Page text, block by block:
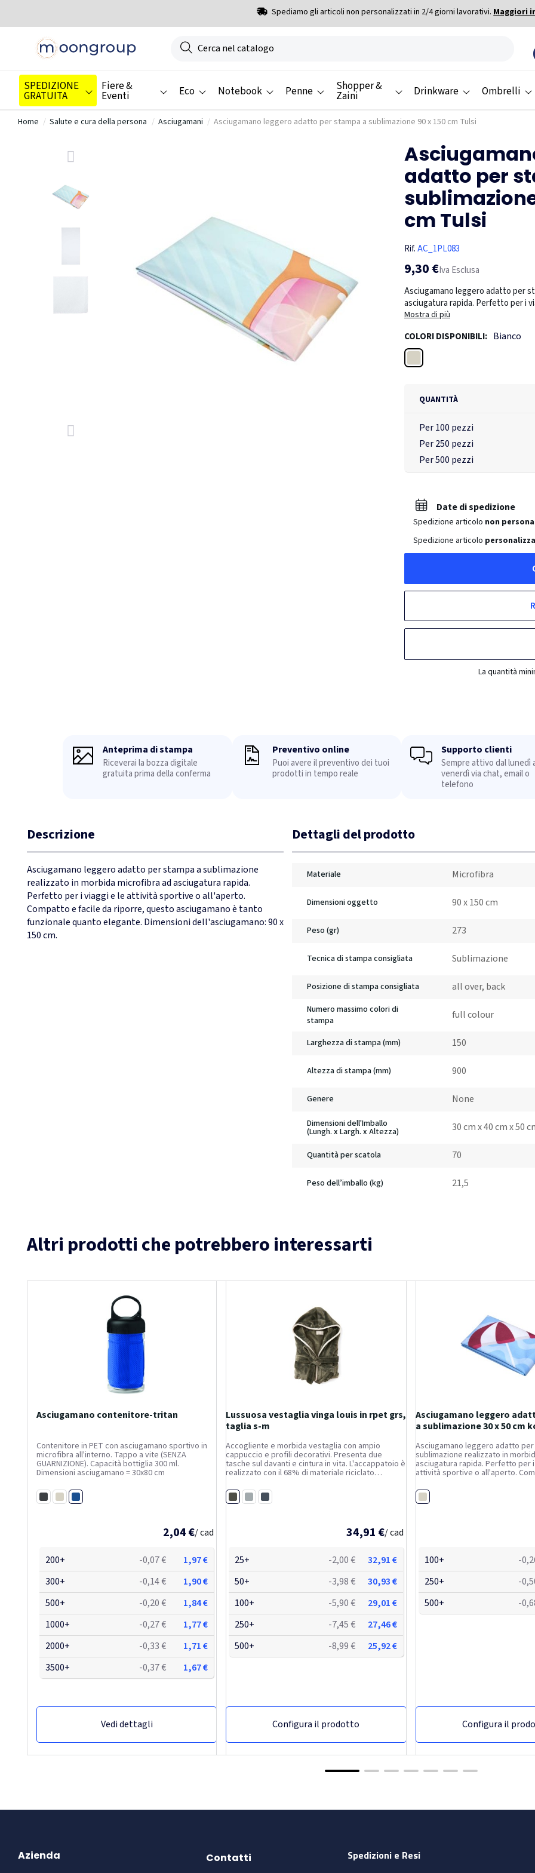
Spediamo gli articoli non personalizzati in 2/4 giorni lavorativi.Maggiori
SPEDIZIONE
GRATUITA
Fiere &
Eventi Eco Notebook Penne Shopper &
Zaini Drinkware Ombrelli
Home Salute e cura della persona Asciugamani Asciugamano leggero adatto per stampa a sublimazione 90 x 150 cm Tulsi
adatto per
cm Tulsi
Rif.AC_1PL083
9,30 €Iva Esclusa
Asciugamano leggero adatto per
asciugatura rapida. Perfetto per i
riporre, questo asciugamano è
Mostra di più
COLORI DISPONIBILI: Bianco
QUANTITÀ
Per 100 pezzi
Per 250 pezzi
Per 500 pezzi
Date di spedizione
Spedizione articolo non
Spedizione articolo
La quantità
Anteprima di stampa
Riceverai la bozza digitale
gratuita prima della conferma
Preventivo online
Puoi avere il preventivo dei tuoi
prodotti in tempo reale
Supporto clienti
Sempre attivo dal lunedì
venerdì via chat, email o
telefono
Descrizione
Asciugamano leggero adatto per stampa a sublimazione
realizzato in morbida microfibra ad asciugatura rapida.
Perfetto per i viaggi e le attività sportive o all'aperto.
Compatto e facile da riporre, questo asciugamano è tanto
funzionale quanto elegante. Dimensioni dell'asciugamano: 90 x
150 cm.
Dettagli del prodotto
Materiale Microfibra
Dimensioni oggetto 90 x 150 cm
Peso (gr) 273
Tecnica di stampa consigliata Sublimazione
Posizione di stampa consigliata all over, back
Numero massimo colori di
stampa
full colour
Larghezza di stampa (mm) 150
Altezza di stampa (mm) 900
Genere None
Dimensioni dell'Imballo
(Lungh. x Largh. x Altezza) 30 cm x 40 cm x 50
Quantità per scatola 70
Peso dell’imballo (kg) 21,5
Altri prodotti che potrebbero interessarti
Asciugamano contenitore-tritan
Contenitore in PET con asciugamano sportivo in
microfibra all'interno. Tappo a vite (SENZA
GUARNIZIONE). Capacità bottiglia 300 ml.
Dimensioni asciugamano = 30x80 cm
NeroBiancoBlu royal
2,04 €/ cad
200+ -0,07 €
1,97 €
300+
-0,14 €
1,90 €
500+
-0,20 €
1,84 €
1000+
-0,27 €
1,77 €
2000+
-0,33 €
1,71 €
3500+
-0,37 € 1,67 €
Vedi dettagli
Lussuosa vestaglia vinga louis in rpet grs,
taglia s-m
Accogliente e morbida vestaglia con ampio
cappuccio e profili decorativi. Presenta due
tasche sul davanti e cintura in vita. L'accappatoio è
realizzato con il 68% di materiale riciclato
abbiamo scelto di confezionare questa vestaglia
sottovuoto...
VerdeGrigioBlu navy
34,91 €/ cad
25+ -2,00 €
32,91 €
50+
-3,98 €
30,93 €
100+
-5,90 €
29,01 €
250+
-7,45 €
27,46 €
500+
-8,99 € 25,92 €
Configura il prodotto
Asciugamano leggero
a sublimazione 30 x 50 cm
Asciugamano leggero adatto
sublimazione realizzato in
asciugatura rapida. Perfetto per
attività sportive o all'aperto.
quanto elegante. Dimensioni
x 50 cm.
Bianco
100+
-
250+
-
500+
-
Configura il
Azienda Contatti Spedizioni e Resi